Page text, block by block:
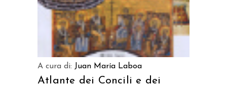
A cura di: Juan María Laboa
Atlante dei Concili e dei